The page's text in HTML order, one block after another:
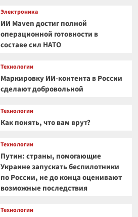
Электроника
ИИ Maven достиг полной
операционной готовности в
составе сил НАТО
Технологии
Маркировку ИИ-контента в России
сделают добровольной
Технологии
Как понять, что вам врут?
Технологии
Путин: страны, помогающие
Украине запускать беспилотники
по России, не до конца оценивают
возможные последствия
Технологии